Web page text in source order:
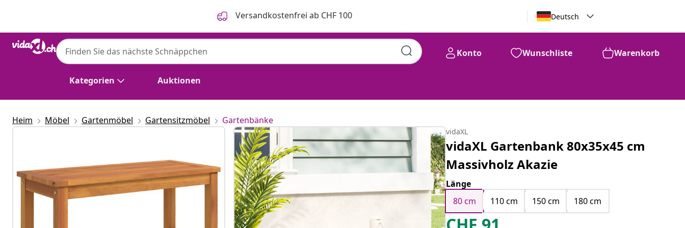
Versandkostenfrei ab CHF 100 Deutsch
Kategorien Auktionen
Konto Wunschliste Warenkorb
Heim Möbel Gartenmöbel Gartensitzmöbel Gartenbänke
vidaXL
vidaXL Gartenbank 80x35x45 cm
Massivholz Akazie
Länge
80 cm
110 cm 150 cm 180 cm